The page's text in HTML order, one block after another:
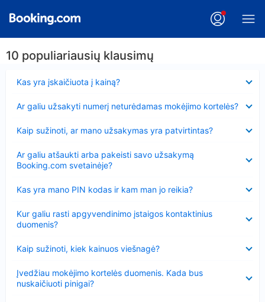
10 populiariausių klausimų
Kas yra įskaičiuota į kainą?
Ar galiu užsakyti numerį neturėdamas mokėjimo kortelės?
Kaip sužinoti, ar mano užsakymas yra patvirtintas?
Ar galiu atšaukti arba pakeisti savo užsakymą
Booking.com svetainėje?
Kas yra mano PIN kodas ir kam man jo reikia?
Kur galiu rasti apgyvendinimo įstaigos kontaktinius
duomenis?
Kaip sužinoti, kiek kainuos viešnagė?
Įvedžiau mokėjimo kortelės duomenis. Kada bus
nuskaičiuoti pinigai?